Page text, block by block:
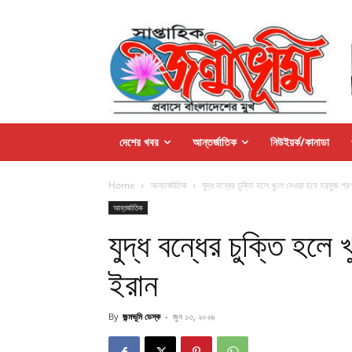
দেশের খবর আন্তর্জাতিক নিউইয়র্ক/কানাডা
Home আন্তর্জাতিক যুদ্ধ বন্ধের চুক্তি হলে খুলে দেওয়া হবে হরমুজ
আন্তর্জাতিক
যুদ্ধ বন্ধের চুক্তি হলে
ইরান
By জন্মভূমি ডেস্ক - জুন ১৩, ২০২৬